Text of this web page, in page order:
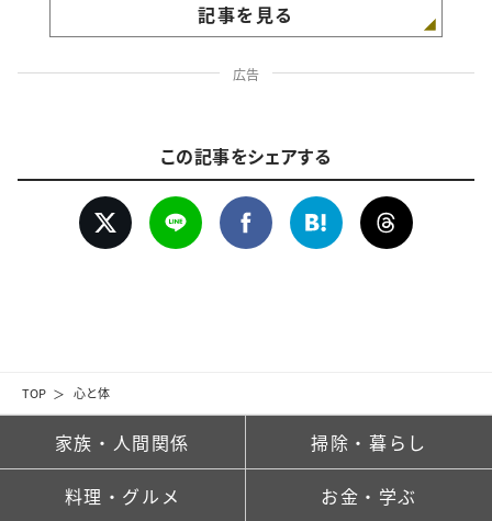
TOP 心と体
記事を見る
広告
この記事をシェアする
家族・人間関係 掃除・暮らし
料理・グルメ お金・学ぶ